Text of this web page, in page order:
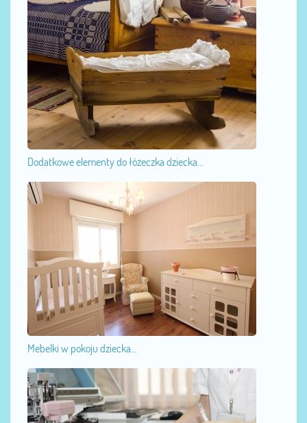
Dodatkowe elementy do łóżeczka dziecka...
Mebelki w pokoju dziecka...